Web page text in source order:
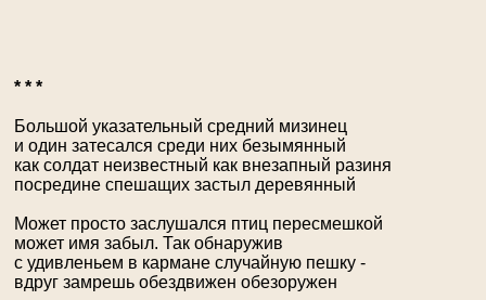
* * *
Большой указательный средний мизинец
и один затесался среди них безымянный
как солдат неизвестный как внезапный разиня
посредине спешащих застыл деревянный
Может просто заслушался птиц пересмешкой
может имя забыл. Так обнаружив
с удивленьем в кармане случайную пешку -
вдруг замрешь обездвижен обезоружен